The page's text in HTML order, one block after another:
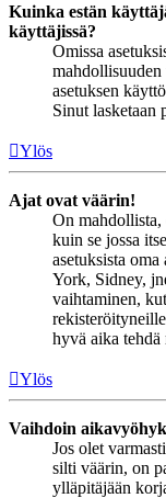
Kuinka estän
käyttäjissä?
Omissa
mahdollisuuden
asetuksen
Sinut lasketaan
Ylös
Ajat ovat väärin!
On
kuin se jossa
asetuksista
York, Sidney,
vaihtaminen,
hyvä aika tehdä
Ylös
Vaihdoin
Jos olet
silti väärin, on
ylläpitäjään